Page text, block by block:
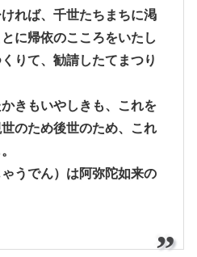
れば、千世たちまちに渇
に帰依のこころをいたし
りて、勧請したてまつり
きもいやしきも、これを
のため後世のため、これ
うでん）は阿弥陀如来の